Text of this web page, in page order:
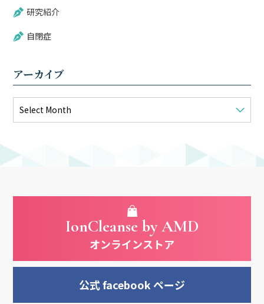
研究紹介
自閉症
アーカイブ
IonCleanse by AMD
オンラインストア
公式 facebook ページ